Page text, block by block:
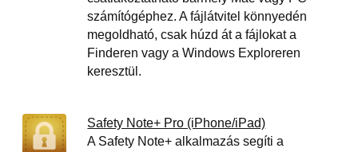
számítógéphez. A fájlátvitel könnyedén
megoldható, csak húzd át a fájlokat a
Finderen vagy a Windows Exploreren
keresztül.
Safety Note+ Pro (iPhone/iPad)
A Safety Note+ alkalmazás segíti a